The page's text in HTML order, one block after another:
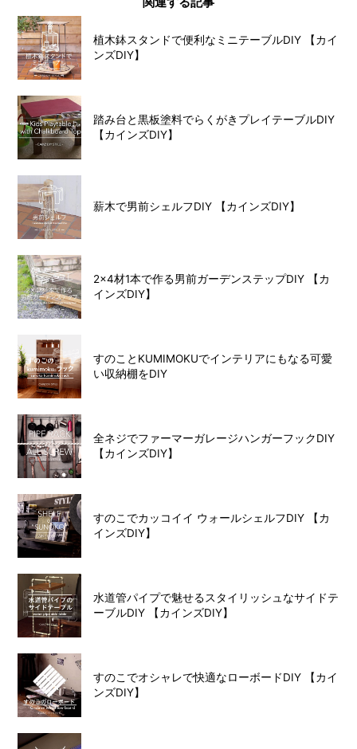
植木鉢スタンドで便利なミニテーブルDIY 【カイ
ンズDIY】
踏み台と黒板塗料でらくがきプレイテーブルDIY
【カインズDIY】
薪木で男前シェルフDIY 【カインズDIY】
2×4材1本で作る男前ガーデンステップDIY 【カ
インズDIY】
すのことKUMIMOKUでインテリアにもなる可愛
い収納棚をDIY
全ネジでファーマーガレージハンガーフックDIY
【カインズDIY】
すのこでカッコイイ ウォールシェルフDIY 【カ
インズDIY】
水道管パイプで魅せるスタイリッシュなサイドテ
ーブルDIY 【カインズDIY】
すのこでオシャレで快適なローボードDIY 【カイ
ンズDIY】